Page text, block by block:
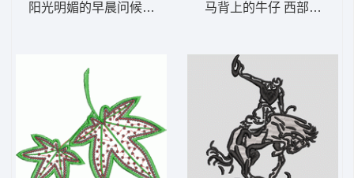
阳光明媚的早晨问候 小太阳 马背上的牛仔 西部牛仔 骑